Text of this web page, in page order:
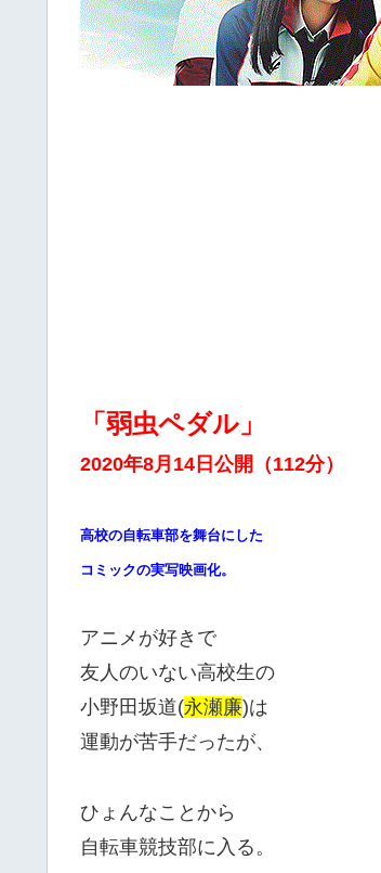
「弱虫ペダル」
2020年8月14日公開（112分）
高校の自転車部を舞台にした
コミックの実写映画化。
アニメが好きで
友人のいない高校生の
小野田坂道(永瀬廉)は
運動が苦手だったが、
ひょんなことから
自転車競技部に入る。